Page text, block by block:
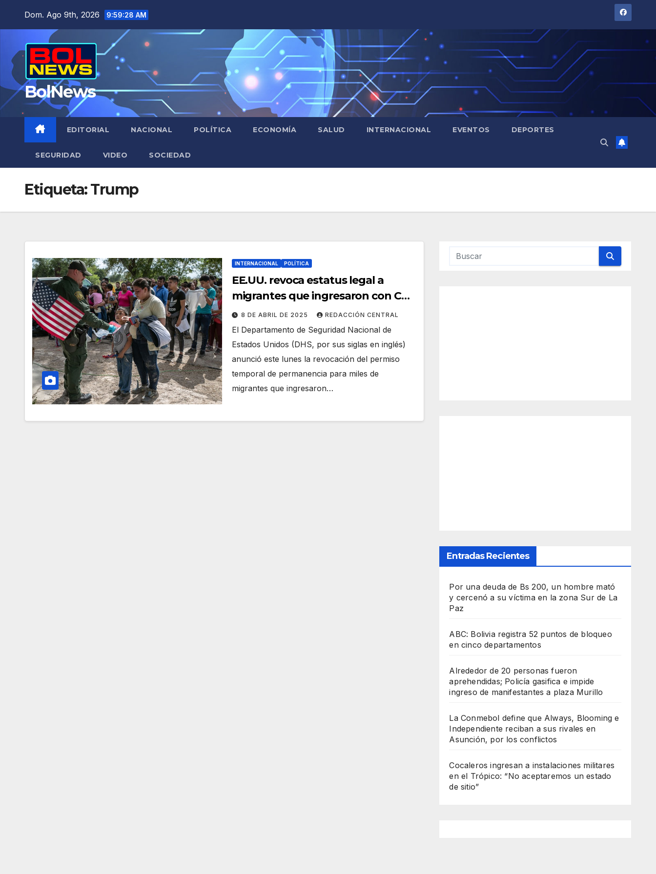
Dom. Ago 9th, 2026 9:59:28 AM
BolNews
EDITORIAL NACIONAL POLÍTICA ECONOMÍA SALUD INTERNACIONAL EVENTOS DEPORTES
SEGURIDAD VIDEO SOCIEDAD
Etiqueta:Trump
INTERNACIONAL POLÍTICA
EE.UU. revoca estatus legal a
migrantes que ingresaron con CBP
One y les ordena abandonar el
país
8 DE ABRIL DE 2025 REDACCIÓN CENTRAL
El Departamento de Seguridad Nacional de
Estados Unidos (DHS, por sus siglas en inglés)
anunció este lunes la revocación del permiso
temporal de permanencia para miles de
migrantes que ingresaron…
Entradas Recientes
Por una deuda de Bs 200, un hombre mató
y cercenó a su víctima en la zona Sur de La
Paz
ABC: Bolivia registra 52 puntos de bloqueo
en cinco departamentos
Alrededor de 20 personas fueron
aprehendidas; Policía gasifica e impide
ingreso de manifestantes a plaza Murillo
La Conmebol define que Always, Blooming e
Independiente reciban a sus rivales en
Asunción, por los conflictos
Cocaleros ingresan a instalaciones militares
en el Trópico: “No aceptaremos un estado
de sitio”